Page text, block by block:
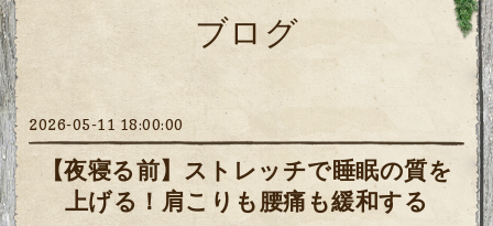
ブログ
2026-05-11 18:00:00
【夜寝る前】ストレッチで睡眠の質を
上げる！肩こりも腰痛も緩和する